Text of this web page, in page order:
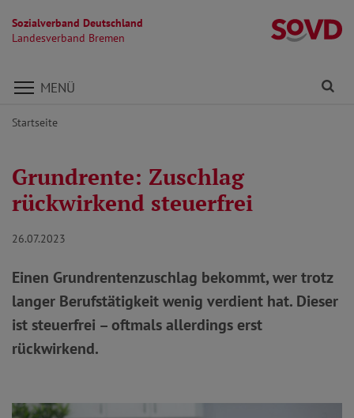
Sozialverband Deutschland
Landesverband Bremen
Direkt zu den Inhalten springen
MENÜ
Startseite
Grundrente: Zuschlag
rückwirkend steuerfrei
26.07.2023
Einen Grundrentenzuschlag bekommt, wer trotz
langer Berufstätigkeit wenig verdient hat. Dieser
ist steuerfrei – oftmals allerdings erst
rückwirkend.